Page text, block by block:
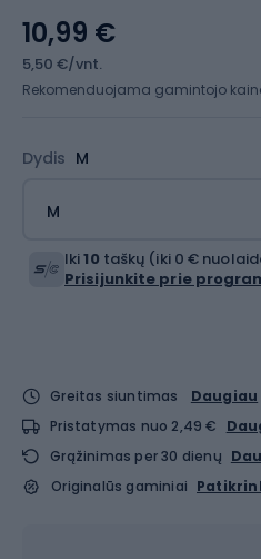
Dydis M
M
10,99 €
5,50 €/vnt.
Rekomenduojama gamintojo
Iki10 taškų (iki 0 €
Prisijunkite prie
Greitas siuntimas
Daugiau
Pristatymas nuo 2,49 €
Grąžinimas per 30 dienų
Originalūs gaminiai